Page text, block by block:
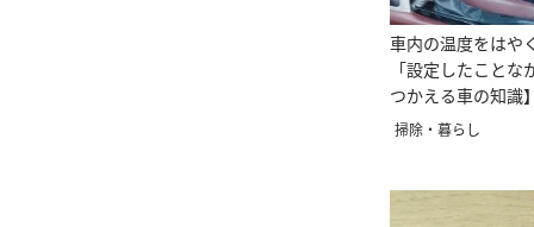
車内の温度をはや
「設定したこと
つかえる車の知識
掃除・暮らし